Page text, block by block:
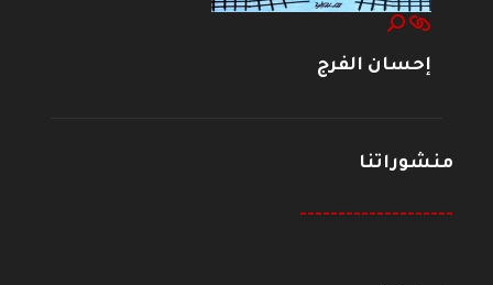
إحسان الفرج
منشوراتنا
--------------------